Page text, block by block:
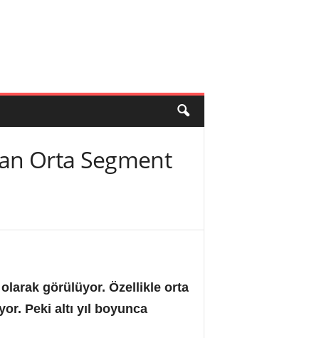
Orta Segment
görülüyor. Özellikle orta
Peki altı yıl boyunca